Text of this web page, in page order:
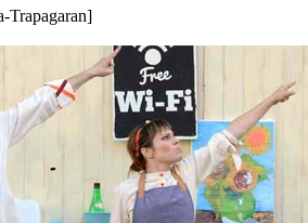
Trapagaran]